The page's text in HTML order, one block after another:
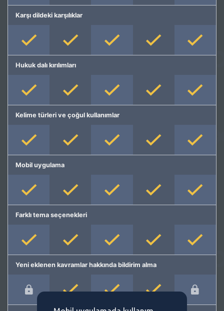
Karşı dildeki karşılıklar
Hukuk dalı kırılımları
Kelime türleri ve çoğul kullanımlar
Mobil uygulama
Farklı tema seçenekleri
Yeni eklenen kavramlar hakkında bildirim alma